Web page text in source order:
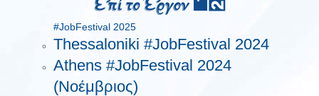
#JobFestival 2025
Thessaloniki #JobFestival 2024
Athens #JobFestival 2024
(Νοέμβριος)